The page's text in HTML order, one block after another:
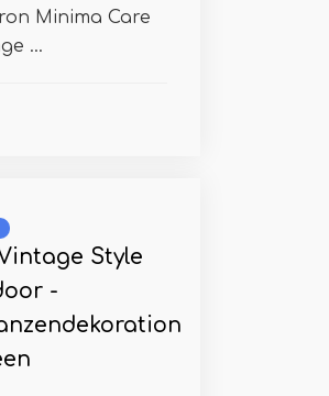
Minima Care
...
Style
-